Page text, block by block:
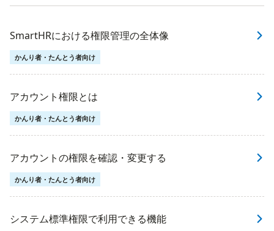
SmartHRにおける権限管理の全体像
かんり者・たんとう者向け
アカウント権限とは
かんり者・たんとう者向け
アカウントの権限を確認・変更する
かんり者・たんとう者向け
システム標準権限で利用できる機能